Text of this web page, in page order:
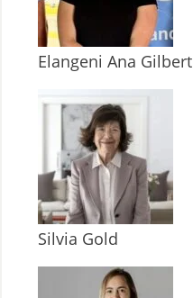
Elangeni Ana Gilbert
Silvia Gold